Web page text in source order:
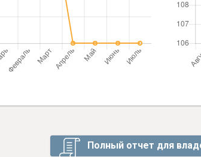
Полный отчет для